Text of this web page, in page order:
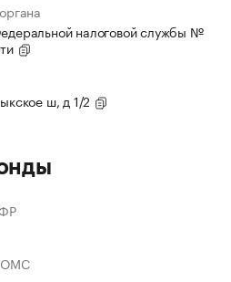
налоговой службы №
ш, д 1/2